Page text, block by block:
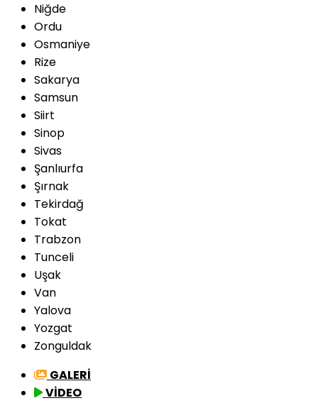
Niğde
Ordu
Osmaniye
Rize
Sakarya
Samsun
Siirt
Sinop
Sivas
Şanlıurfa
Şırnak
Tekirdağ
Tokat
Trabzon
Tunceli
Uşak
Van
Yalova
Yozgat
Zonguldak
GALERİ
VİDEO